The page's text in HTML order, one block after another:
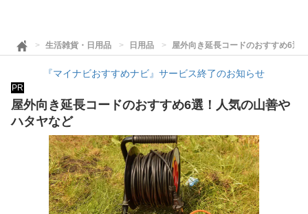
生活雑貨・日用品 日用品 屋外向き延長コードのおすすめ6選
『マイナビおすすめナビ』サービス終了のお知らせ
PR
屋外向き延長コードのおすすめ6選！人気の山善や
ハタヤなど